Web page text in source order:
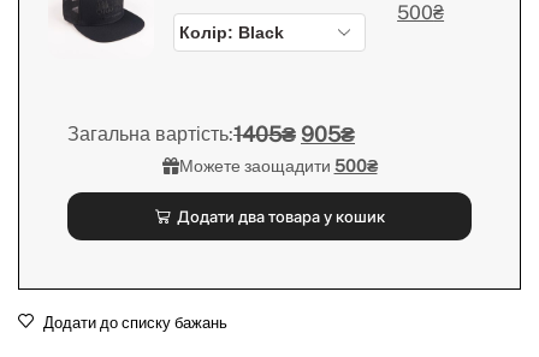
500₴
Загальна вартість:1405₴ 905₴
Можете заощадити 500₴
Додати два товара у кошик
Додати до списку бажань